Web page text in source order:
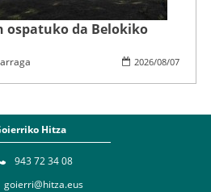
ospatuko da Belokiko
2026/08/07
Hitza
943 72 34 08
goierri@hitza.eus